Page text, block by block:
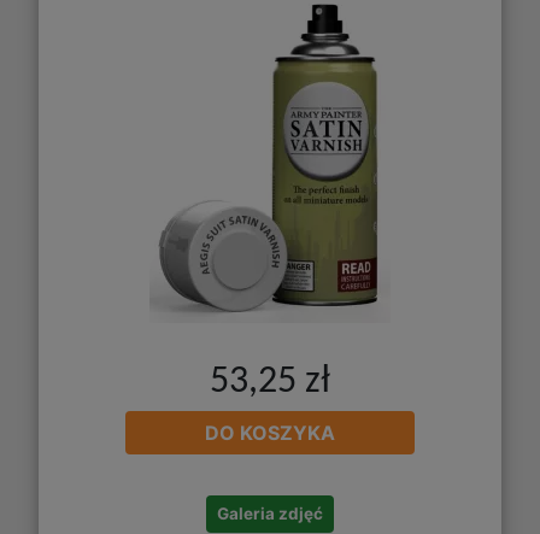
53,25 zł
DO KOSZYKA
Galeria zdjęć